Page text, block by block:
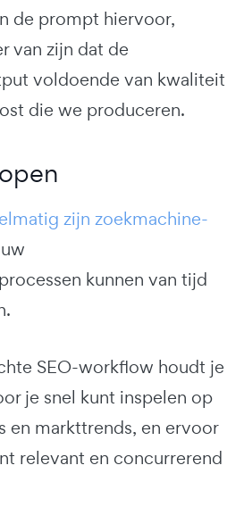
de prompt hiervoor,
van zijn dat de
voldoende van kwaliteit
die we produceren.
zijn zoekmachine-
kunnen van tijd
SEO-workflow houdt je
je snel kunt inspelen op
en markttrends, en ervoor
relevant en concurrerend